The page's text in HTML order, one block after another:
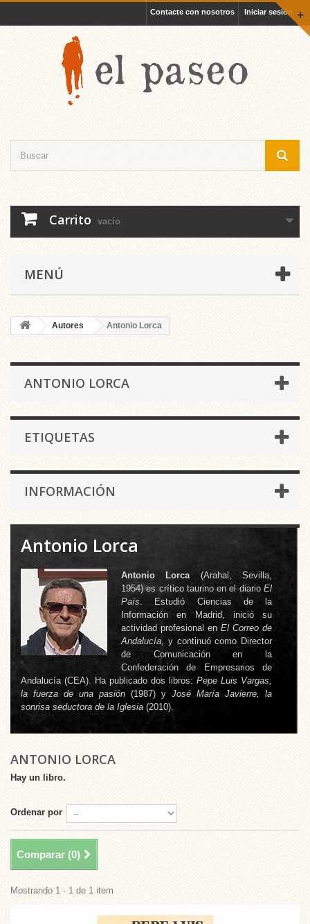
+
Iniciar sesión
Contacte con nosotros
Carrito vacío
MENÚ
Autores Antonio Lorca
ANTONIO LORCA
ETIQUETAS
INFORMACIÓN
Antonio Lorca
Antonio Lorca (Arahal, Sevilla,
1954) es crítico taurino en el diario El
País. Estudió Ciencias de la
Información en Madrid, inició su
actividad profesional en El Correo de
Andalucía, y continuó como Director
de Comunicación en la
Confederación de Empresarios de
Andalucía (CEA). Ha publicado dos libros: Pepe Luis Vargas,
la fuerza de una pasión (1987) y José María Javierre, la
sonrisa seductora de la Iglesia (2010).
ANTONIO LORCA
Hay un libro.
Ordenar por
Comparar (0)
Mostrando 1 - 1 de 1 item